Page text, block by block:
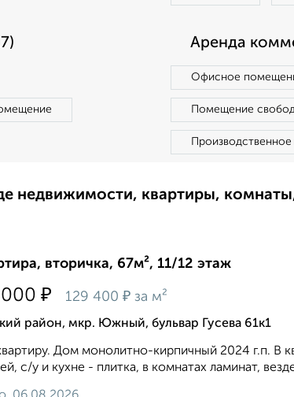
Аренда
Офисное
Помещение
недвижимости, квартиры,
вторичка, 67м², 11/12 этаж
₽ 129 400 ₽ за м²
район, мкр. Южный, бульвар Гусева 61к1
Дом монолитно-кирпичный 2024 г.п. В
с/у и кухне - плитка, в комнатах ламинат,